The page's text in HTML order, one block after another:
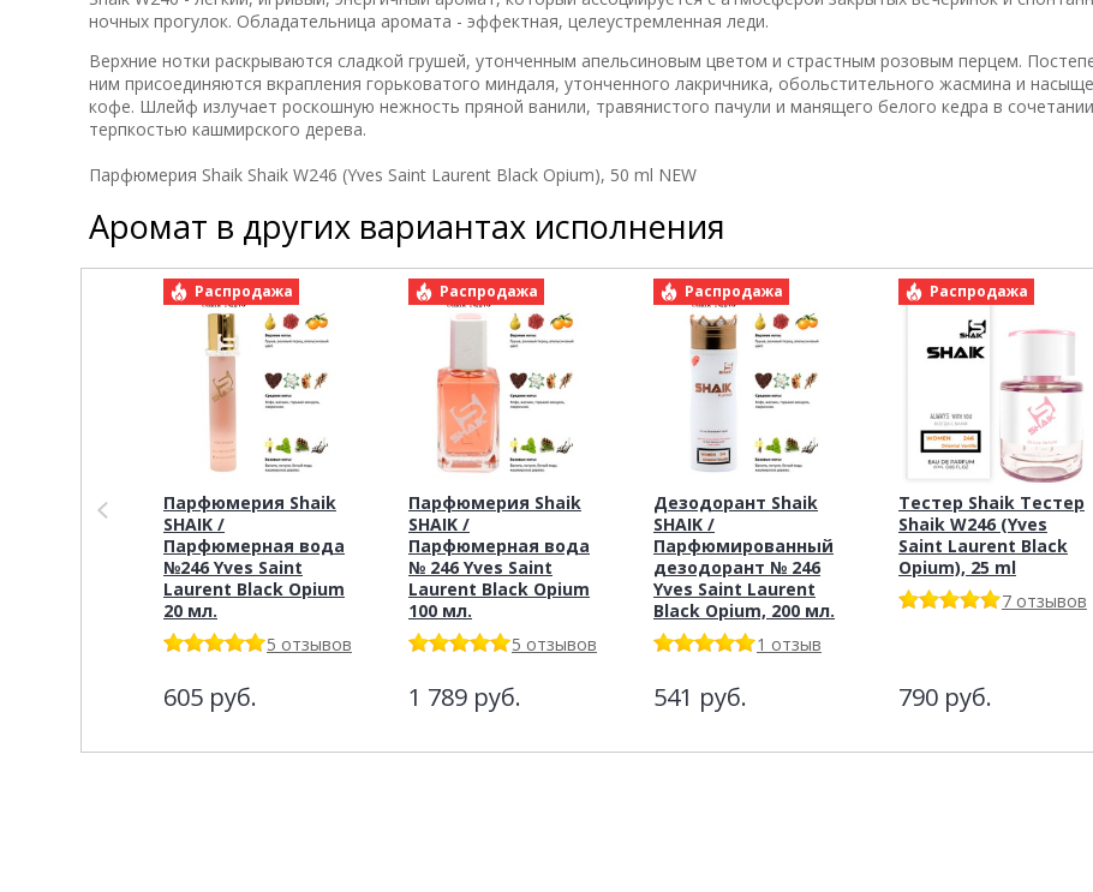
ночных прогулок. Обладательница аромата - эффектная, целеустремленная леди.
Верхние нотки раскрываются сладкой грушей, утонченным апельсиновым цветом и страстным розовым перцем.
ним присоединяются вкрапления горьковатого миндаля, утонченного лакричника, обольстительного жасмина и
кофе. Шлейф излучает роскошную нежность пряной ванили, травянистого пачули и манящего белого кедра в
терпкостью кашмирского дерева.
Парфюмерия Shaik Shaik W246 (Yves Saint Laurent Black Opium), 50 ml NEW
Аромат в других вариантах исполнения
Распродажа
Парфюмерия Shaik
SHAIK /
Парфюмерная вода
№246 Yves Saint
Laurent Black Opium
20 мл.
5 отзывов
605 руб.
Распродажа
Парфюмерия Shaik
SHAIK /
Парфюмерная вода
№ 246 Yves Saint
Laurent Black Opium
100 мл.
5 отзывов
1 789 руб.
Распродажа
Дезодорант Shaik
SHAIK /
Парфюмированный
дезодорант № 246
Yves Saint Laurent
Black Opium, 200 мл.
1 отзыв
541 руб.
Распродажа
Тестер Shaik Тестер
Shaik W246 (Yves
Saint Laurent Black
Opium), 25 ml
7 отзывов
790 руб.